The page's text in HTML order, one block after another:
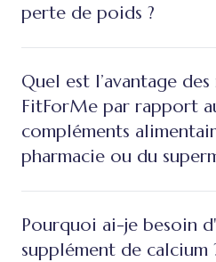
perte de poids ?
Quel est l’avantage
FitForMe par rapport
compléments
pharmacie ou du
Pourquoi ai-je besoin
supplément de calcium